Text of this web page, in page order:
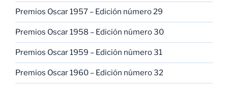
Premios Oscar 1957 – Edición número 29
Premios Oscar 1958 – Edición número 30
Premios Oscar 1959 – Edición número 31
Premios Oscar 1960 – Edición número 32